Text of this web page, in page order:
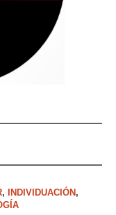
, INDIVIDUACIÓN,